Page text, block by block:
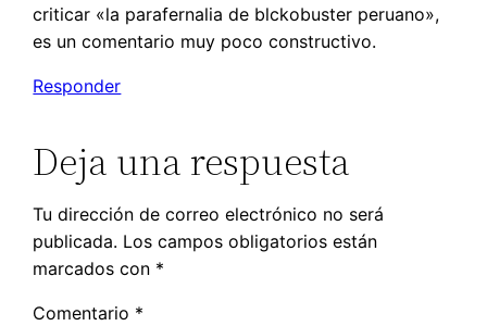
criticar «la parafernalia de blckobuster peruano»,
es un comentario muy poco constructivo.
Responder
Deja una respuesta
Tu dirección de correo electrónico no será
publicada. Los campos obligatorios están
marcados con *
Comentario *